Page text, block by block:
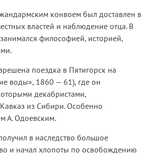
конвоем был доставлен в
властей и наблюдение отца. В
философией, историей,
поездка в Пятигорск на
воды», 1860 — 61), где он
декабристами,
из Сибири. Особенно
А. Одоевским.
в наследство большое
и начал хлопоты по освобождению